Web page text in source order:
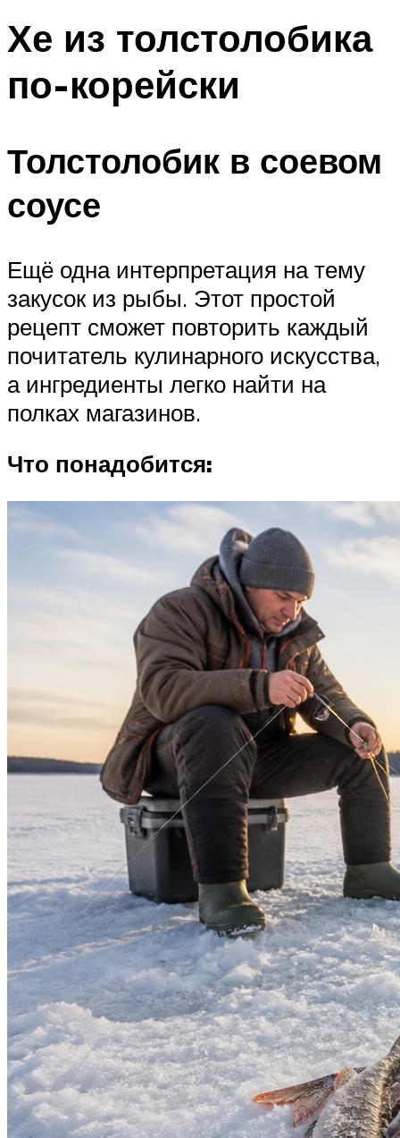
Хе из толстолобика
по-корейски
Толстолобик в соевом
соусе
Ещё одна интерпретация на тему
закусок из рыбы. Этот простой
рецепт сможет повторить каждый
почитатель кулинарного искусства,
а ингредиенты легко найти на
полках магазинов.
Что понадобится: